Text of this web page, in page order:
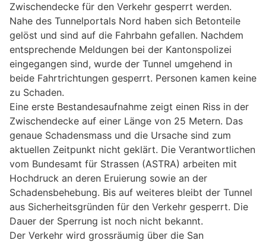
Zwischendecke für den Verkehr gesperrt werden.
Nahe des Tunnelportals Nord haben sich Betonteile
gelöst und sind auf die Fahrbahn gefallen. Nachdem
entsprechende Meldungen bei der Kantonspolizei
eingegangen sind, wurde der Tunnel umgehend in
beide Fahrtrichtungen gesperrt. Personen kamen keine
zu Schaden.
Eine erste Bestandesaufnahme zeigt einen Riss in der
Zwischendecke auf einer Länge von 25 Metern. Das
genaue Schadensmass und die Ursache sind zum
aktuellen Zeitpunkt nicht geklärt. Die Verantwortlichen
vom Bundesamt für Strassen (ASTRA) arbeiten mit
Hochdruck an deren Eruierung sowie an der
Schadensbehebung. Bis auf weiteres bleibt der Tunnel
aus Sicherheitsgründen für den Verkehr gesperrt. Die
Dauer der Sperrung ist noch nicht bekannt.
Der Verkehr wird grossräumig über die San